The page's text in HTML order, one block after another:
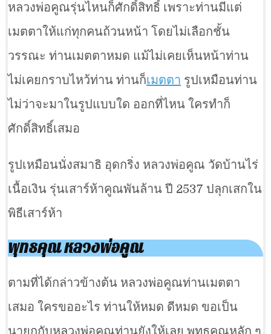
หลวงพ่อคูณรุ่นไหนก็ศักดิ์สิทธิ์ เพราะท่านมีแต่
เมตตาให้แก่ทุกคนถ้วนหน้า โดยไม่เลือกชั้น
วรรณะ ท่านเมตตาหมด แม้ไม่เคยเห็นหน้าท่าน
ไม่เคยกราบไหว้ท่าน ท่านก็เมตตา รูปเหมือนท่าน
ไม่ว่าจะมาในรูปแบบใด ออกที่ไหน ใครทำก็
ศักดิ์สิทธิ์เสมอ
รูปเหมือนนั่งสมาธิ อุดกริ่ง หลวงพ่อคูณ วัดบ้านไร่
เนื้อเงิน รุ่นเสาร์ห้าคูณพันล้าน ปี 2537 ปลุกเสกใน
พิธีเสาร์ห้า
พุทธคุณ หลวงพ่อคูณ
ตามที่ได้กล่าวข้างต้น หลวงพ่อคูณท่านเมตตา
เสมอ ใครขออะไร ท่านให้หมด ดีหมด ขอเป็น
นายกกับหลวงพ่อคูณท่านยังให้เลย พุทธคุณหลัก ๆ